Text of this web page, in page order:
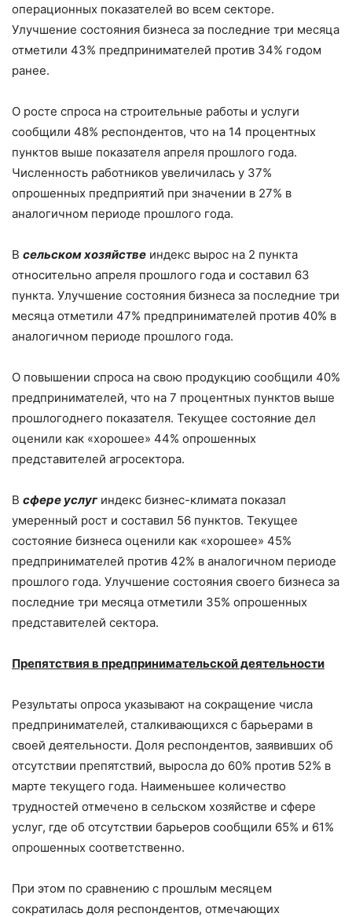
операционных показателей во всем секторе.
Улучшение состояния бизнеса за последние три месяца
отметили 43% предпринимателей против 34% годом
ранее.
О росте спроса на строительные работы и услуги
сообщили 48% респондентов, что на 14 процентных
пунктов выше показателя апреля прошлого года.
Численность работников увеличилась у 37%
опрошенных предприятий при значении в 27% в
аналогичном периоде прошлого года.
В сельском хозяйстве индекс вырос на 2 пункта
относительно апреля прошлого года и составил 63
пункта. Улучшение состояния бизнеса за последние три
месяца отметили 47% предпринимателей против 40% в
аналогичном периоде прошлого года.
О повышении спроса на свою продукцию сообщили 40%
предпринимателей, что на 7 процентных пунктов выше
прошлогоднего показателя. Текущее состояние дел
оценили как «хорошее» 44% опрошенных
представителей агросектора.
В сфере услуг индекс бизнес-климата показал
умеренный рост и составил 56 пунктов. Текущее
состояние бизнеса оценили как «хорошее» 45%
предпринимателей против 42% в аналогичном периоде
прошлого года. Улучшение состояния своего бизнеса за
последние три месяца отметили 35% опрошенных
представителей сектора.
Препятствия в предпринимательской деятельности
Результаты опроса указывают на сокращение числа
предпринимателей, сталкивающихся с барьерами в
своей деятельности. Доля респондентов, заявивших об
отсутствии препятствий, выросла до 60% против 52% в
марте текущего года. Наименьшее количество
трудностей отмечено в сельском хозяйстве и сфере
услуг, где об отсутствии барьеров сообщили 65% и 61%
опрошенных соответственно.
При этом по сравнению с прошлым месяцем
сократилась доля респондентов, отмечающих